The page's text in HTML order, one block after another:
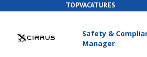
TOPVACATURES
Safety &
Manager